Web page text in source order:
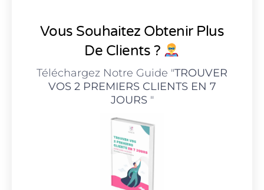
Vous Souhaitez Obtenir Plus
De Clients ?
Téléchargez Notre Guide "TROUVER
VOS 2 PREMIERS CLIENTS EN 7
JOURS"